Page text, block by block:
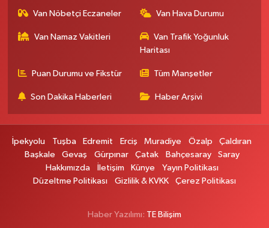
KAZIM KARABEKIR CADDE ESKİ ARAŞTIRMA HASTANESİ KARŞISI NO:6
0 (432) 214 00 42 Yol Tarifi Al
Tarçın eczanesi Cevdetpasa mahallesi ikinisan caddesi 2A Gross (eski
ekovan) karşısı Dilan Polat güzellik salonu yanı İpekyolu Van
Yol Tarifi Al
HAFIZİYE MAH.MAHMUT ERTUŞ CAD.NO:44 A
Van Nöbetçi Eczaneler Van Hava Durumu
Van Namaz Vakitleri
Van Trafik Yoğunluk
Haritası
Puan Durumu ve Fikstür Tüm Manşetler
Son Dakika Haberleri Haber Arşivi
İpekyolu Tuşba Edremit Erciş Muradiye Özalp
Çaldıran
Başkale
Gevaş Gürpınar Çatak Bahçesaray
Saray
Hakkımızda
İletişim Künye
Yayın Politikası
Düzeltme Politikası
Gizlilik & KVKK Çerez Politikası
Haber Yazılımı: TE Bilişim